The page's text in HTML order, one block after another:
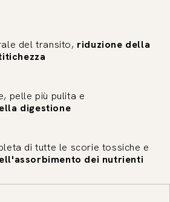
del transito, riduzione della
pelle più pulita e
digestione
di tutte le scorie tossiche e
dei nutrienti